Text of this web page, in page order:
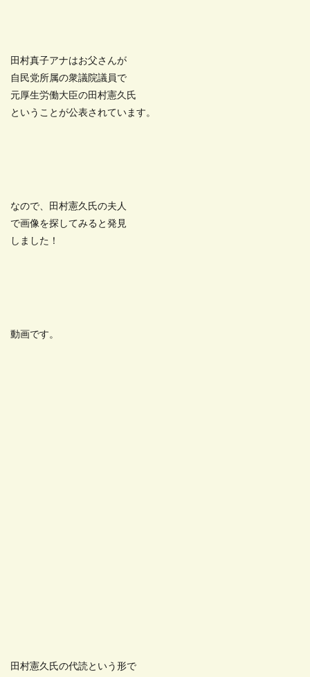
田村真子アナはお父さんが
自民党所属の衆議院議員で
元厚生労働大臣の田村憲久氏
ということが公表されています。
なので、田村憲久氏の夫人
で画像を探してみると発見
しました！
動画です。
田村憲久氏の代読という形で